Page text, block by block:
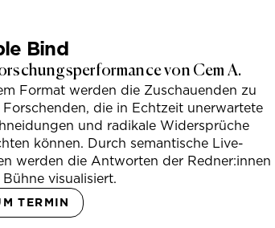
Bind
von Cem A.
Format werden die Zuschauenden zu
die in Echtzeit unerwartete
und radikale Widersprüche
können. Durch semantische Live-
werden die Antworten der Redner:innen
visualisiert.
TERMIN